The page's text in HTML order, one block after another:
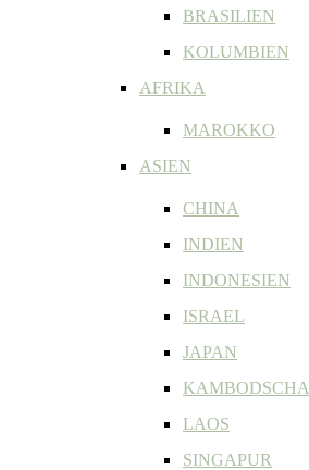
BRASILIEN
KOLUMBIEN
AFRIKA
MAROKKO
ASIEN
CHINA
INDIEN
INDONESIEN
ISRAEL
JAPAN
KAMBODSCHA
LAOS
SINGAPUR